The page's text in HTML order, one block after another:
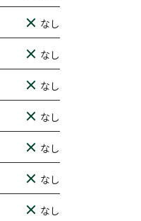
なし
なし
なし
なし
なし
なし
なし